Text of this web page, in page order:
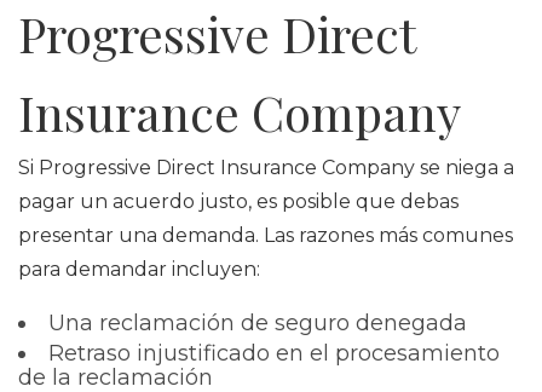
Progressive Direct
Insurance Company
Si Progressive Direct Insurance Company se niega a
pagar un acuerdo justo, es posible que debas
presentar una demanda. Las razones más comunes
para demandar incluyen:
Una reclamación de seguro denegada
Retraso injustificado en el procesamiento
de la reclamación